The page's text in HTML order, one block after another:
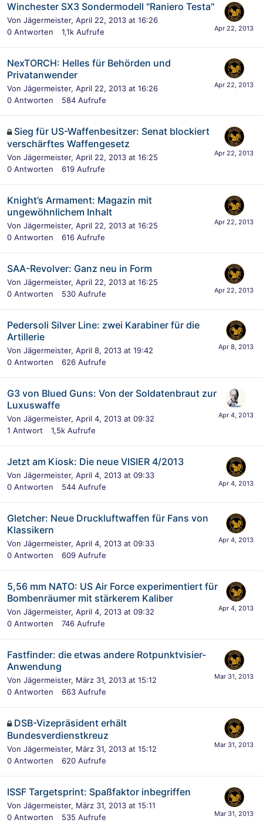
Winchester SX3 Sondermodell "Raniero Testa"
Von Jägermeister, April 22, 2013 at 16:26
0 Antworten 1,1k Aufrufe
NexTORCH: Helles für Behörden und
Privatanwender
Von Jägermeister, April 22, 2013 at 16:26
0 Antworten 584 Aufrufe
Sieg für US-Waffenbesitzer: Senat blockiert
verschärftes Waffengesetz
Von Jägermeister, April 22, 2013 at 16:25
0 Antworten 619 Aufrufe
Knight’s Armament: Magazin mit
ungewöhnlichem Inhalt
Von Jägermeister, April 22, 2013 at 16:25
0 Antworten 616 Aufrufe
SAA-Revolver: Ganz neu in Form
Von Jägermeister, April 22, 2013 at 16:25
0 Antworten 530 Aufrufe
Pedersoli Silver Line: zwei Karabiner für die
Artillerie
Von Jägermeister, April 8, 2013 at 19:42
0 Antworten 626 Aufrufe
G3 von Blued Guns: Von der Soldatenbraut zur
Luxuswaffe
Von Jägermeister, April 4, 2013 at 09:32
1 Antwort 1,5k Aufrufe
Jetzt am Kiosk: Die neue VISIER 4/2013
Von Jägermeister, April 4, 2013 at 09:33
0 Antworten 544 Aufrufe
Gletcher: Neue Druckluftwaffen für Fans von
Klassikern
Von Jägermeister, April 4, 2013 at 09:33
0 Antworten 609 Aufrufe
5,56 mm NATO: US Air Force experimentiert für
Bombenräumer mit stärkerem Kaliber
Von Jägermeister, April 4, 2013 at 09:32
0 Antworten 746 Aufrufe
Fastfinder: die etwas andere Rotpunktvisier-
Anwendung
Von Jägermeister, März 31, 2013 at 15:12
0 Antworten 663 Aufrufe
DSB-Vizepräsident erhält
Bundesverdienstkreuz
Von Jägermeister, März 31, 2013 at 15:12
0 Antworten 620 Aufrufe
ISSF Targetsprint: Spaßfaktor inbegriffen
Von Jägermeister, März 31, 2013 at 15:11
0 Antworten 535 Aufrufe